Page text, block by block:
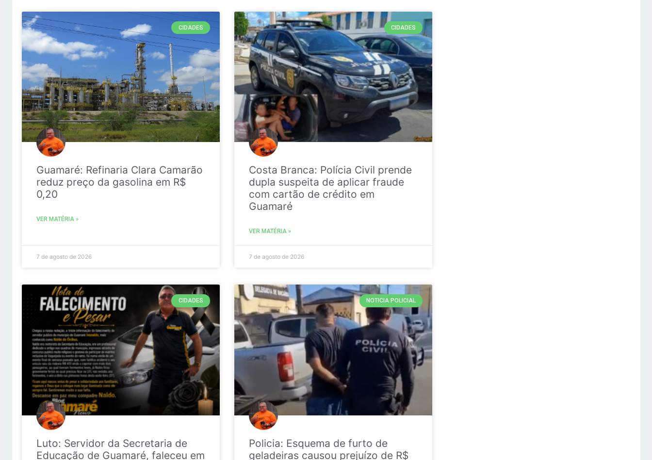
CIDADES
Guamaré: Refinaria Clara Camarão
reduz preço da gasolina em R$
0,20
VER MATÉRIA »
7 de agosto de 2026
CIDADES
Costa Branca: Polícia Civil prende
dupla suspeita de aplicar fraude
com cartão de crédito em
Guamaré
VER MATÉRIA »
7 de agosto de 2026
CIDADES
Luto: Servidor da Secretaria de
Educação de Guamaré, faleceu em
NOTICIA POLICIAL
Policia: Esquema de furto de
geladeiras causou prejuízo de R$